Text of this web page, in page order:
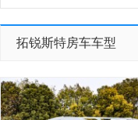
拓锐斯特房车车型